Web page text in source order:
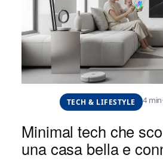
TECH & LIFESTYLE 4 min
Minimal tech che
una casa bella e